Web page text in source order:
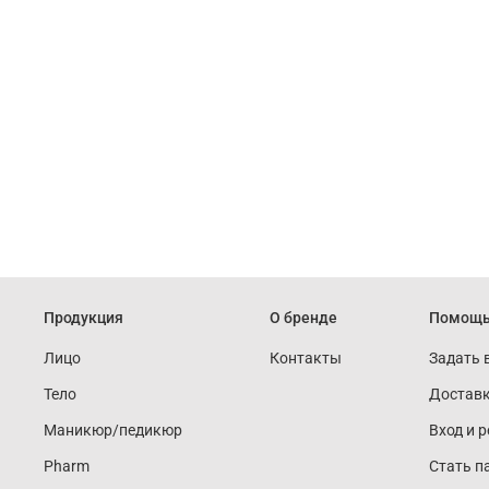
Продукция
Лицо
Тело
Маникюр/педикюр
Pharm
О бренде
Контакты
Задать
Вход и
Стать